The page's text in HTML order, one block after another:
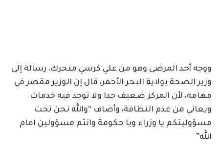
ووجه أحد المرضى وهو من علي كرسي متحرك، رسالة إلى
وزير الصحة بولاية البحر الأحمر، قال إن الوزير مقصر في
مهامه، لأن المركز ضعيف جدا ولا توجد فيه خدمات
ويعاني من عدم النظافة، وأضاف “والله نحن تحت
مسؤوليتكم يا وزراء ويا حكومة وانتم مسؤولين امام
الله”